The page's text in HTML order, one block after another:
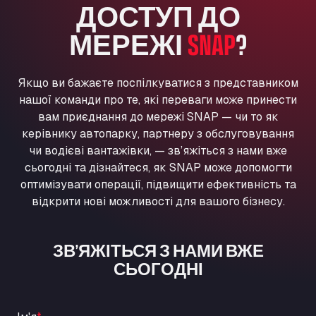
Washway Road, PE12 8LT
Anpol Sp. z o.o.
Ul. Torunska 147, 85884
Marie-Curie-Straße 24, 68219
Aral Autohof Bockel
An der Autobahn 1, 27404
ARAL Autohof Bockenem
Oppelner Str. 1, 31167
ARAL Autohof Merklingen
Nellinger Str. 24, 89188
ARAL Tankstelle - XXL Truckwash.de
ДОСТУП ДО
МЕРЕЖІSNAP?
Якщо ви бажаєте поспілкуватися з представником
нашої команди про те, які переваги може принести
вам приєднання до мережі SNAP — чи то як
керівнику автопарку, партнеру з обслуговування
чи водієві вантажівки, — зв’яжіться з нами вже
сьогодні та дізнайтеся, як SNAP може допомогти
оптимізувати операції, підвищити ефективність та
відкрити нові можливості для вашого бізнесу.
ЗВ’ЯЖІТЬСЯ З НАМИ ВЖЕ
СЬОГОДНІ